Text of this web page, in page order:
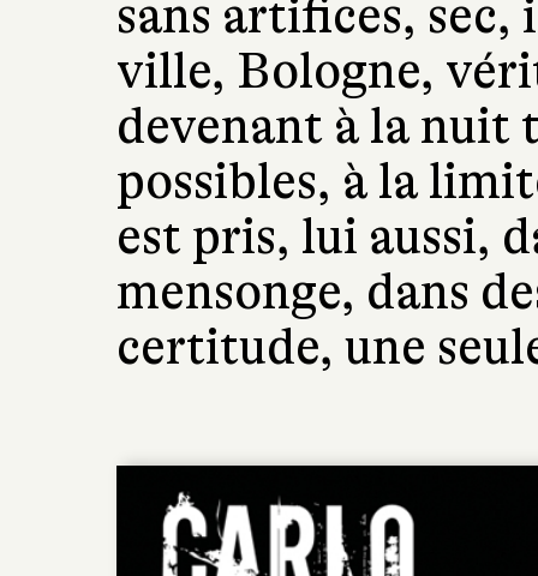
sans artifices,
ville, Bologne,
devenant à la nuit
possibles, à la
est pris, lui aussi,
mensonge, dans
certitude, une